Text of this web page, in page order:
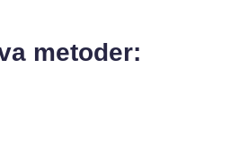
metoder: